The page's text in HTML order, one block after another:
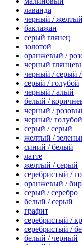
лаванда
черный /
баклажан
серый глянец
золотой
оранжевый /
черный
черный / серый
серый / голубой
черный / алый
белый /
черный /
черный/ голубой
серый / серый
желтый /
синий / белый
латте
желтый / серый
серебристый /
оранжевый /
серый / серебро
белый / серый
графит
серебристый /
серебристый /
белый / черный